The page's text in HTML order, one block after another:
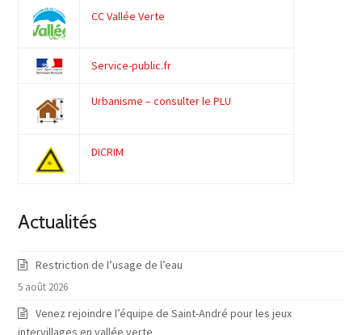
CC Vallée Verte
Service-public.fr
Urbanisme – consulter le PLU
DICRIM
Actualités
Restriction de l’usage de l’eau
5 août 2026
Venez rejoindre l’équipe de Saint-André pour les jeux
intervillages en vallée verte